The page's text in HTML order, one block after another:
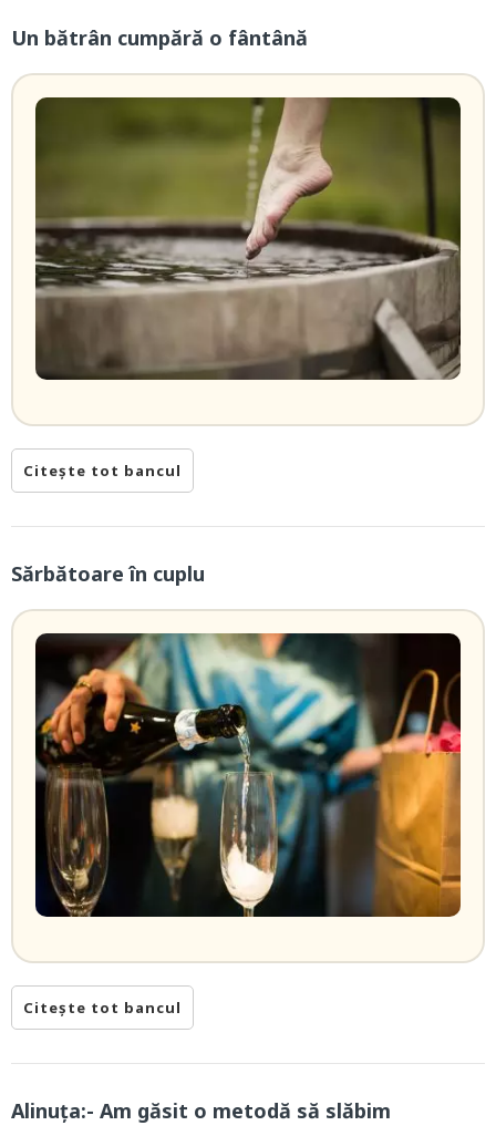
Un bătrân cumpără o fântână
Citește tot bancul
Sărbătoare în cuplu
Citește tot bancul
Alinuța:- Am găsit o metodă să slăbim